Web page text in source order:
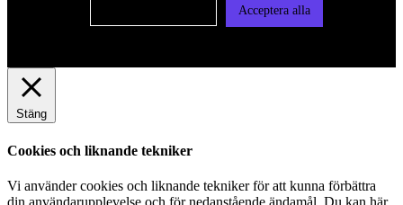
Acceptera alla
Stäng
Cookies och liknande tekniker
Vi använder cookies och liknande tekniker för att kunna förbättra
din användarupplevelse och för nedanstående ändamål. Du kan här